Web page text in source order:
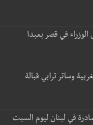
في قصر بعبدا
وساتر ترابي قبالة
في لبنان ليوم السبت